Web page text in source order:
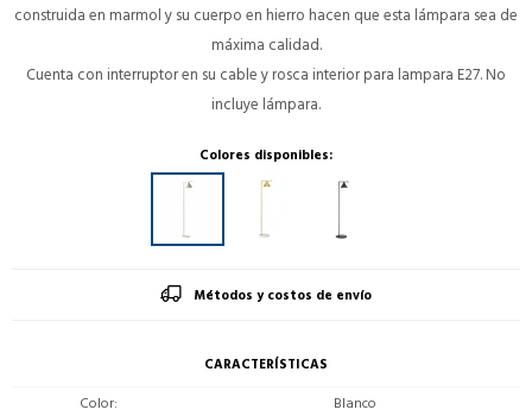
construida en marmol y su cuerpo en hierro hacen que esta lámpara sea de
máxima calidad.
Cuenta con interruptor en su cable y rosca interior para lampara E27. No
incluye lámpara.
Colores disponibles:
Métodos y costos de envío
CARACTERÍSTICAS
Color
Blanco